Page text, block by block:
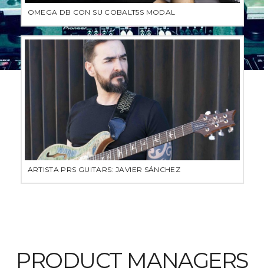
OMEGA DB CON SU COBALT5S MODAL
ARTISTA PRS GUITARS: JAVIER SÁNCHEZ
PRODUCT MANAGERS